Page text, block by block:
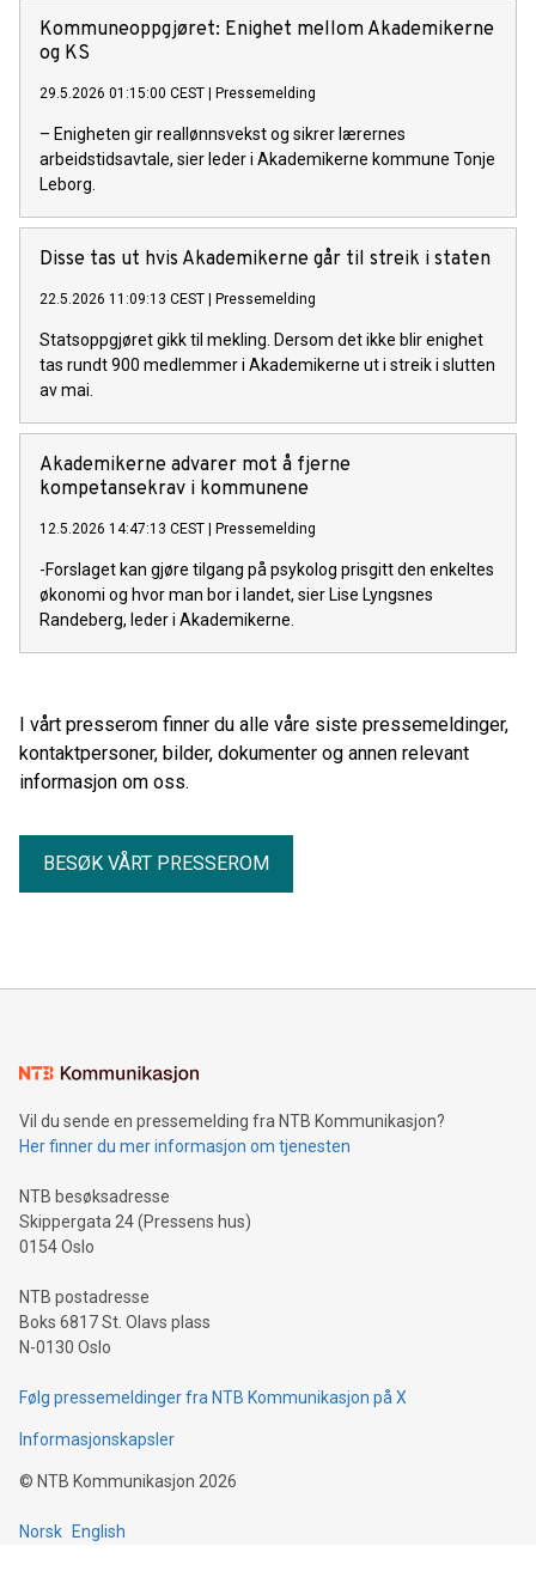
Kommuneoppgjøret: Enighet mellom Akademikerne
og KS
29.5.2026 01:15:00 CEST Pressemelding
– Enigheten gir reallønnsvekst og sikrer lærernes
arbeidstidsavtale, sier leder i Akademikerne kommune Tonje
Leborg.
Disse tas ut hvis Akademikerne går til streik i staten
22.5.2026 11:09:13 CEST Pressemelding
Statsoppgjøret gikk til mekling. Dersom det ikke blir enighet
tas rundt 900 medlemmer i Akademikerne ut i streik i slutten
av mai.
Akademikerne advarer mot å fjerne
kompetansekrav i kommunene
12.5.2026 14:47:13 CEST Pressemelding
-Forslaget kan gjøre tilgang på psykolog prisgitt den enkeltes
økonomi og hvor man bor i landet, sier Lise Lyngsnes
Randeberg, leder i Akademikerne.
I vårt presserom finner du alle våre siste pressemeldinger,
kontaktpersoner, bilder, dokumenter og annen relevant
informasjon om oss.
BESØK VÅRT PRESSEROM
Vil du sende en pressemelding fra NTB Kommunikasjon?
Her finner du mer informasjon om tjenesten
NTB besøksadresse
Skippergata 24 (Pressens hus)
0154 Oslo
NTB postadresse
Boks 6817 St. Olavs plass
N-0130 Oslo
Følg pressemeldinger fra NTB Kommunikasjon på X
Informasjonskapsler
© NTB Kommunikasjon 2026
Norsk English